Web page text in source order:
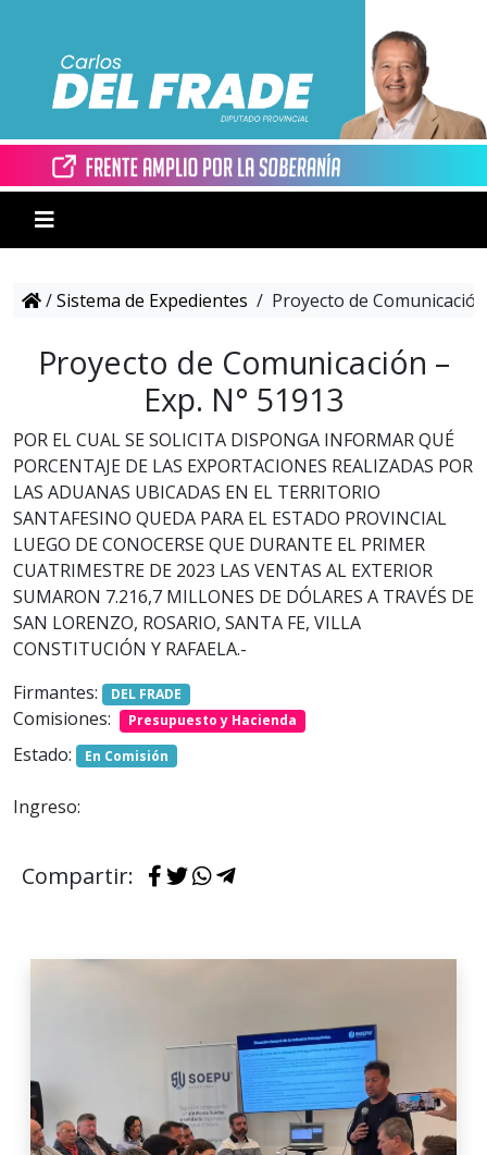
/Sistema de Expedientes / Proyecto de
Proyecto de Comunicación –
Exp. N° 51913
POR EL CUAL SE SOLICITA DISPONGA INFORMAR QUÉ
PORCENTAJE DE LAS EXPORTACIONES REALIZADAS POR
LAS ADUANAS UBICADAS EN EL TERRITORIO
SANTAFESINO QUEDA PARA EL ESTADO PROVINCIAL
LUEGO DE CONOCERSE QUE DURANTE EL PRIMER
CUATRIMESTRE DE 2023 LAS VENTAS AL EXTERIOR
SUMARON 7.216,7 MILLONES DE DÓLARES A TRAVÉS DE
SAN LORENZO, ROSARIO, SANTA FE, VILLA
CONSTITUCIÓN Y RAFAELA.-
Firmantes:
DEL FRADE
Comisiones: Presupuesto y Hacienda
Estado: En Comisión
Ingreso:
Compartir: